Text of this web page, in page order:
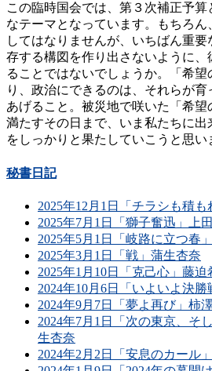
この臨時国会では、第３次補正予算
なテーマとなっています。もちろん
してはなりませんが、いちばん重
存する構図を作り出さないように
ることではないでしょうか。「希
り、政治にできるのは、それらが
あげること。被災地で咲いた「希
満たすその日まで、いま私たちに
をしっかりと果たしていこうと思い
秘書日記
2025年12月1日「チラシも積
2025年7月1日「獅子奮迅」上
2025年5月1日「岐路に立つ春
2025年3月1日「戦」蒲生杏奈
2025年1月10日「克己心」藤迫
2024年10月6日「いよいよ決
2024年9月7日「夢よ再び」柿
2024年7月1日「次の東京、そ
生杏奈
2024年2月2日「安息のカール